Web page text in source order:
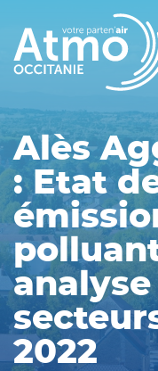
Main
navigation
Alès
: Etat
analyse
2022
Panneau de gestion